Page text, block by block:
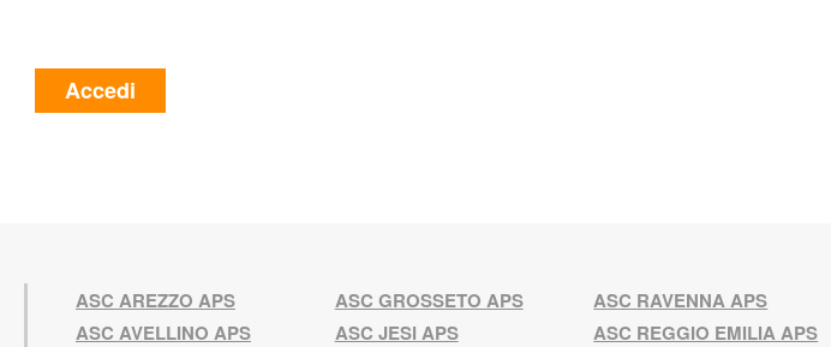
Menu
Accedi
ASC AREZZO APS
ASC AVELLINO APS
ASC GROSSETO APS
ASC JESI APS
ASC RAVENNA APS
ASC REGGIO EMILIA APS